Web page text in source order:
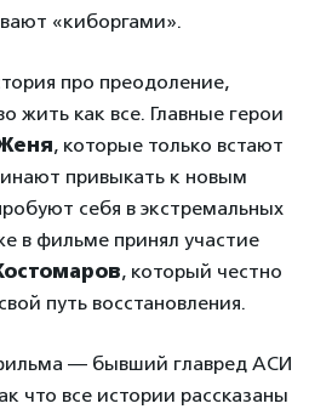
«киборгами».
про преодоление,
жить как все. Главные герои
, которые только встают
привыкать к новым
себя в экстремальных
в фильме принял участие
, который честно
путь восстановления.
— бывший главред АСИ
что все истории рассказаны